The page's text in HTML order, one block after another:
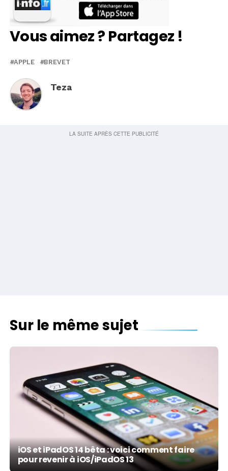
Vous aimez ? Partagez !
APPLE BREVET
Teza
Sur le même sujet
iOS et iPadOS 14 bêta : voici comment faire
pour revenir à iOS/iPadOS 13